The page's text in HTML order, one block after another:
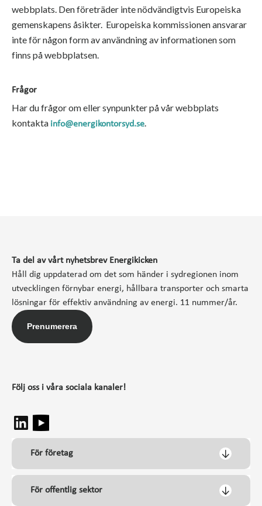
webbplats. Den företräder inte nödvändigtvis Europeiska
gemenskapens åsikter. Europeiska kommissionen ansvarar
inte för någon form av användning av informationen som
finns på webbplatsen.
Frågor
Har du frågor om eller synpunkter på vår webbplats
kontakta info@energikontorsyd.se.
Ta del av vårt nyhetsbrev Energikicken
Håll dig uppdaterad om det som händer i sydregionen inom
utvecklingen förnybar energi, hållbara transporter och smarta
lösningar för effektiv användning av energi. 11 nummer/år.
Prenumerera
Följ oss i våra sociala kanaler!
För företag
För offentlig sektor